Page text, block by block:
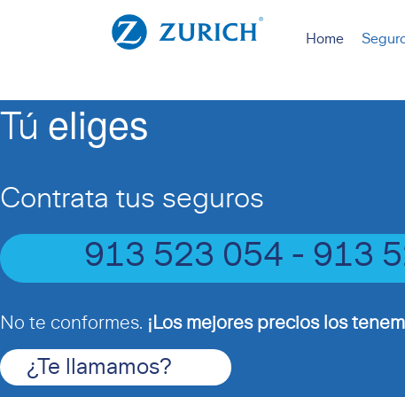
Home
Tú eliges
Contrata tus seguros
913 523 054 - 913
No te conformes. ¡Los mejores precios los
¿Te llamamos?